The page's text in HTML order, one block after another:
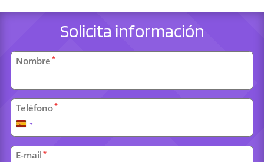
Solicita información
Datos
personales
Nombre *
Teléfono*
España
+34
E-mail *